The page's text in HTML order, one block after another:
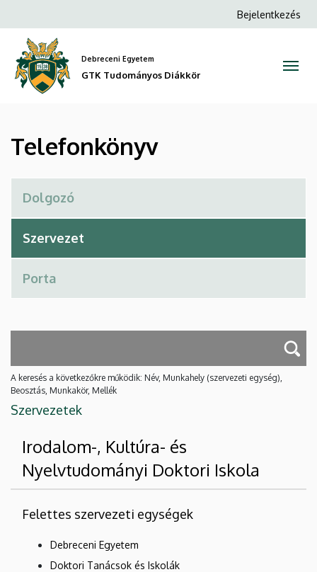
GTK
Tudományos
Diákkör
a
tartalomra
Anonim
Bejelentkezés
Debreceni Egyetem
GTK Tudományos Diákkör
Telefonkönyv
A keresés a következőkre működik: Név, Munkahely (szervezeti egység),
Beosztás, Munkakör, Mellék
Szervezetek
Irodalom-, Kultúra- és
Nyelvtudományi Doktori Iskola
Felettes szervezeti egységek
Debreceni Egyetem
Doktori Tanácsok és Iskolák